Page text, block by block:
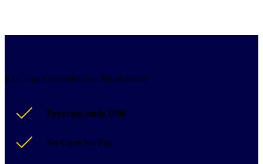
Kies voor Onderdelinden Rioolservice
Ervaring sinds 1986
No Cure No Pay